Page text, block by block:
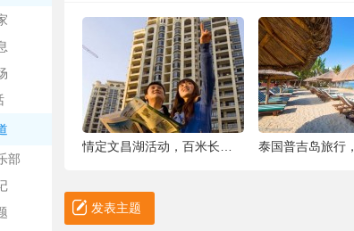
部
日
情定文昌湖活动，百米长卷现场绘画、万人签
发表主题